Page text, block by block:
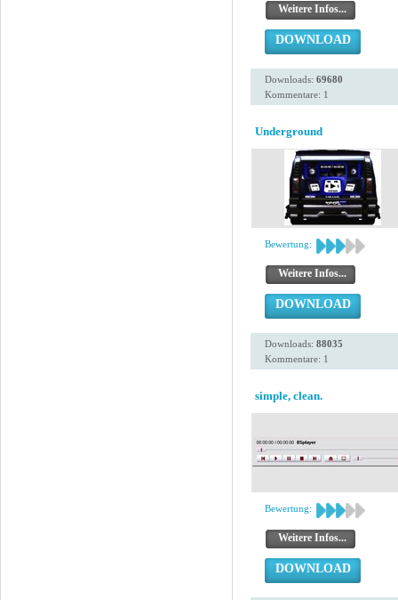
Weitere Infos...
DOWNLOAD
Downloads: 69680
Kommentare: 1
Underground
Bewertung:
Weitere Infos...
DOWNLOAD
Downloads: 88035
Kommentare: 1
simple, clean.
Bewertung:
Weitere Infos...
DOWNLOAD